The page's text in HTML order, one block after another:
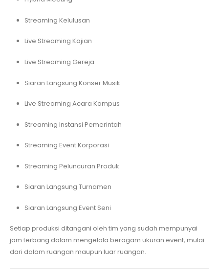
Streaming Kelulusan
Live Streaming Kajian
Live Streaming Gereja
Siaran Langsung Konser Musik
Live Streaming Acara Kampus
Streaming Instansi Pemerintah
Streaming Event Korporasi
Streaming Peluncuran Produk
Siaran Langsung Turnamen
Siaran Langsung Event Seni
Setiap produksi ditangani oleh tim yang sudah mempunyai
jam terbang dalam mengelola beragam ukuran event, mulai
dari dalam ruangan maupun luar ruangan.